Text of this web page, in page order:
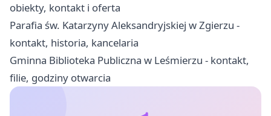
obiekty, kontakt i oferta
Parafia św. Katarzyny Aleksandryjskiej w Zgierzu -
kontakt, historia, kancelaria
Gminna Biblioteka Publiczna w Leśmierzu - kontakt,
filie, godziny otwarcia